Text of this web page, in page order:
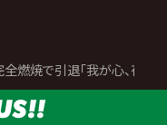
燃焼で引退「我が心、夜空